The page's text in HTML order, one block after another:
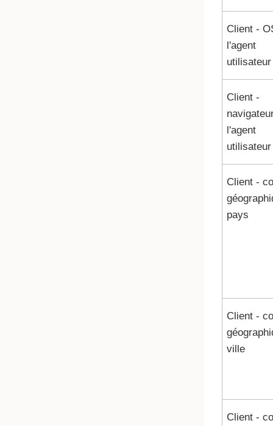
Client -
l'agent
utilisateur
Client -
l'agent
utilisateur
Client -
pays
Client -
ville
Client -